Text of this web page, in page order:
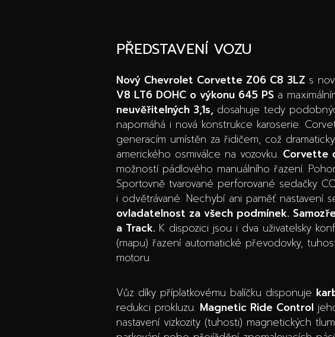
PŘEDSTAVENÍ VOZU
Nový Chevrolet Corvette Z06 C8 3LZ s
V8 LT6 DOHC o výkonu 645 PS a
neuvěřitelných 3,1s, dosahuje tedy
napomáhá i nová konstrukce karoserie.
generacím umístěn za řidičem, což
amerického osmiválce na vozovku. Corvette
možností pádlového manuálního řazení.
Sportovně tvarované perforované sedačky
i odvětrávané. Nechybí ani paměť nastavení
ovladatelnost za všech podmínek.
a Track. K dispozici jsou i dva uživatelsky
(mapu) řazení automatické převodovky,
motoru.
Vůz díky příplatkovému balíčku disponuje
redukci prokluzu. Magnetic Ride Control
nastavení vizkozity (tuhosti) magnetických